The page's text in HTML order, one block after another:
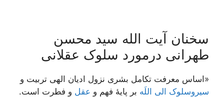
سخنان آیت الله سید محسن
طهرانی درمورد سلوک عقلانی
«اساس معرفت تکامل بشری نزول ادیان الهی تربیت و
سیروسلوک الی اللَه بر پایۀ فهم و عقل و فطرت است.